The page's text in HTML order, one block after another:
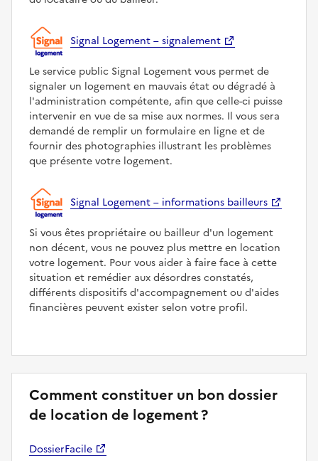
Signal Logement – signalement
Le service public Signal Logement vous permet de
signaler un logement en mauvais état ou dégradé à
l'administration compétente, afin que celle-ci puisse
intervenir en vue de sa mise aux normes. Il vous sera
demandé de remplir un formulaire en ligne et de
fournir des photographies illustrant les problèmes
que présente votre logement.
Signal Logement – informations bailleurs
Si vous êtes propriétaire ou bailleur d'un logement
non décent, vous ne pouvez plus mettre en location
votre logement. Pour vous aider à faire face à cette
situation et remédier aux désordres constatés,
différents dispositifs d'accompagnement ou d'aides
financières peuvent exister selon votre profil.
Comment constituer un bon dossier
de location de logement ?
DossierFacile